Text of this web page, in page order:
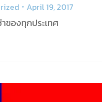
April 19, 2017
ของทุกประเทศ